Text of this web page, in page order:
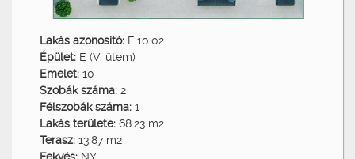
Lakás azonosító: E.10.02
Épület: E (V. ütem)
Emelet: 10
Szobák száma: 2
Félszobák száma: 1
Lakás területe: 68.23 m2
Terasz: 13.87 m2
Fekvés: NY